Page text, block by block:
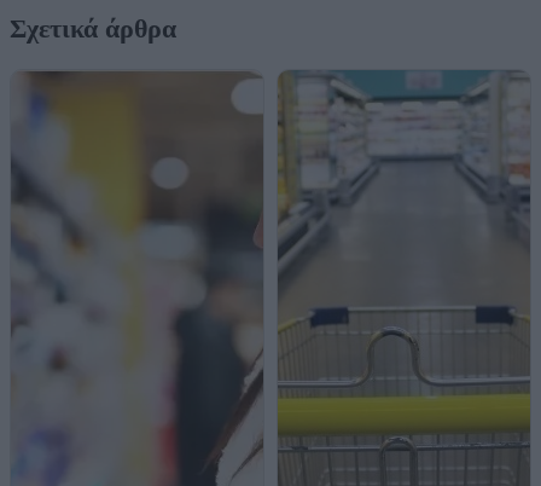
Σχετικά άρθρα